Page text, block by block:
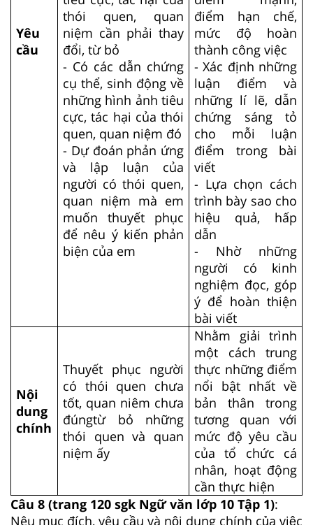
Yêu
cầu
thói quen, quan
niệm cần phải thay
đổi, từ bỏ
- Có các dẫn chứng
cụ thể, sinh động về
những hình ảnh tiêu
cực, tác hại của thói
quen, quan niệm đó
- Dự đoán phản ứng
và lập luận của
người có thói quen,
quan niệm mà em
muốn thuyết phục
để nêu ý kiến phản
biện của em
điểm hạn chế,
mức độ hoàn
thành công việc
- Xác định những
luận điểm và
những lí lẽ, dẫn
chứng sáng tỏ
cho mỗi luận
điểm trong bài
viết
- Lựa chọn cách
trình bày sao cho
hiệu quả, hấp
dẫn
- Nhờ những
người có kinh
nghiệm đọc, góp
ý để hoàn thiện
bài viết
Nội
dung
chính
Thuyết phục người
có thói quen chưa
tốt, quan niêm chưa
đúngtừ bỏ những
thói quen và quan
niệm ấy
Nhằm giải trình
một cách trung
thực những điểm
nổi bật nhất về
bản thân trong
tương quan với
mức độ yêu cầu
của tổ chức cá
nhân, hoạt động
cần thực hiện
Câu 8 (trang 120 sgk Ngữ văn lớp 10 Tập 1):
Nêu mục đích, yêu cầu và nội dung chính của việc